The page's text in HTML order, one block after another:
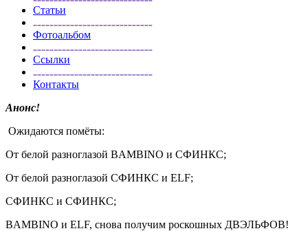
Статьи
Фотоальбом
Ссылки
Контакты
Анонс!
Ожидаются помёты:
От белой разноглазой BAMBINO и СФИНКС;
От белой разноглазой СФИНКС и ELF;
СФИНКС и СФИНКС;
BAMBINO и ELF, снова получим роскошных ДВЭЛЬФОВ!